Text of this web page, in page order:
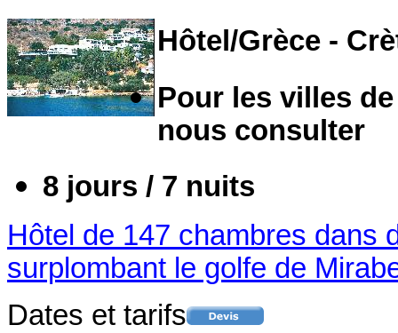
Hôtel/Grèce -
Pour les villes
nous consulter
8 jours / 7 nuits
Hôtel de 147 chambres dans
surplombant le golfe de
Dates et tarifs